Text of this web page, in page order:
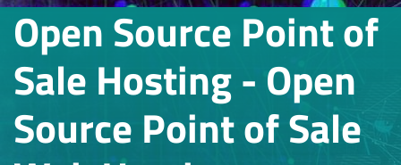
Open Source Point of
Sale Hosting - Open
Source Point of Sale